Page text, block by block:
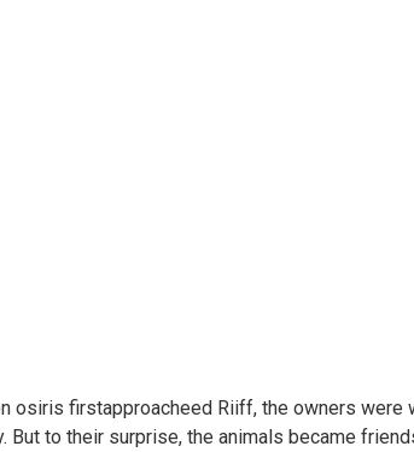
osiris firstapproacheed Riiff, the owners were
But to their surprise, the animals became